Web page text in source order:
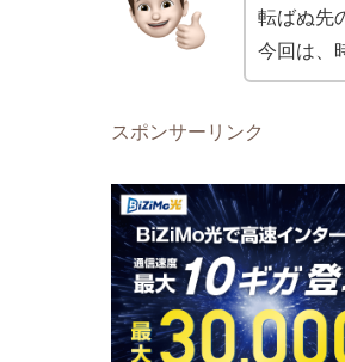
転ばぬ先
今回は、
スポンサーリンク